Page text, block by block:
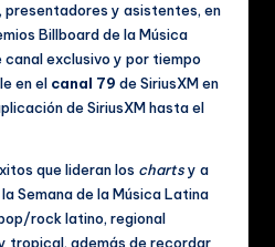
presentadores y asistentes, en
Billboard de la Música
exclusivo y por tiempo
en el canal 79 de SiriusXM en
de SiriusXM hasta el
que lideran los chartsy a
Semana de la Música Latina
rock latino, regional
tropical, además de recordar